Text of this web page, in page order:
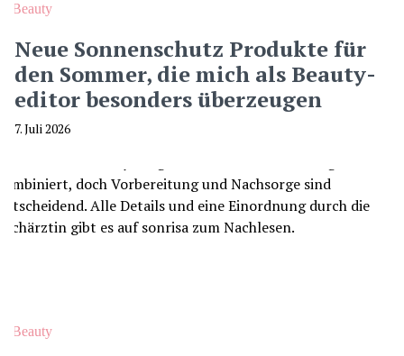
Beauty
Neue Sonnenschutz Produkte für
den Sommer, die mich als Beauty-
editor besonders überzeugen
7. Juli 2026
Beauty